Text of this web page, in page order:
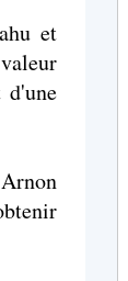
et
d'une